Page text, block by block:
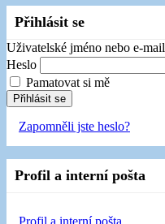
Přihlásit se
Uživatelské jméno nebo e-mail
Heslo
Pamatovat si mě
Přihlásit se
Zapomněli jste heslo?
Profil a interní pošta
Profil a interní pošta